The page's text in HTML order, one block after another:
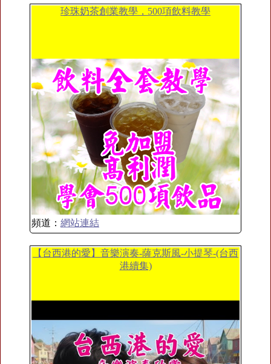
珍珠奶茶創業教學，500項飲料教學
頻道： 網站連結
【台西港的愛】音樂演奏-薩克斯風-小提琴-(台西
港續集)